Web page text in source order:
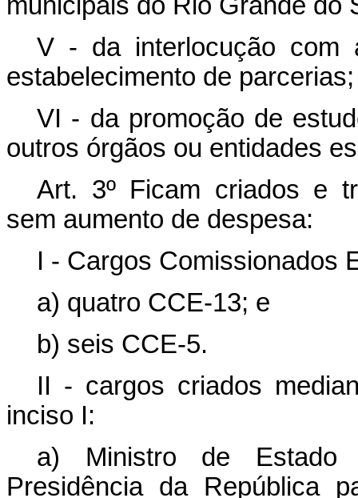
V - da interlocução com
estabelecimento de
VI - da promoção de
outros órgãos ou entidades
Art. 3º Ficam criados e
sem aumento de despesa:
I - Cargos Comissionados
a) quatro CCE-13; e
b) seis CCE-5.
II - cargos criados
inciso I:
a) Ministro de Estado
Presidência da República